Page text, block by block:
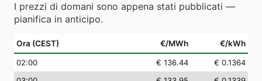
I prezzi di domani sono appena stati pubblicati —
pianifica in anticipo.
Ora (CEST) €/MWh €/kWh
02:00 € 136.44
€ 0.1364